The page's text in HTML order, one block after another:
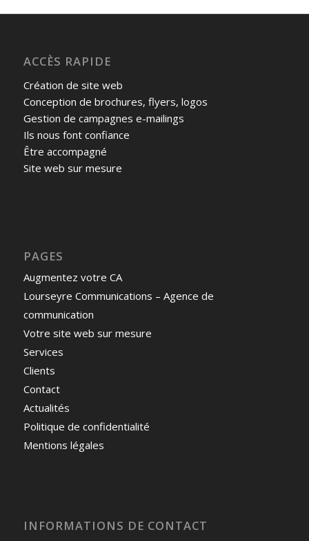
ACCÈS RAPIDE
Création de site web
Conception de brochures, flyers, logos
Gestion de campagnes e-mailings
Ils nous font confiance
Être accompagné
Site web sur mesure
PAGES
Augmentez votre CA
Lourseyre Communications – Agence de
communication
Votre site web sur mesure
Services
Clients
Contact
Actualités
Politique de confidentialité
Mentions légales
INFORMATIONS DE CONTACT